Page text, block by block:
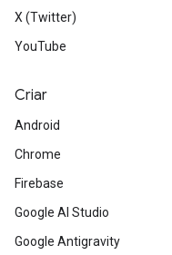
X (Twitter)
YouTube
Criar
Android
Chrome
Firebase
Google AI Studio
Google Antigravity